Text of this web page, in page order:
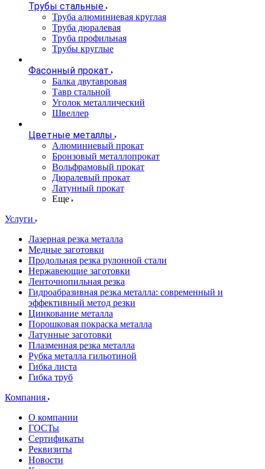
Трубы стальные
Труба алюминиевая круглая
Труба дюралевая
Труба профильная
Трубы круглые
Фасонный прокат
Балка двутавровая
Тавр стальной
Уголок металлический
Швеллер
Цветные металлы
Алюминиевый прокат
Бронзовый металлопрокат
Вольфрамовый прокат
Дюралевый прокат
Латунный прокат
Еще
Услуги
Лазерная резка металла
Медные заготовки
Продольная резка рулонной стали
Нержавеющие заготовки
Ленточнопильная резка
Гидроабразивная резка металла: современный и
эффективный метод резки
Цинкование металла
Порошковая покраска металла
Латунные заготовки
Плазменная резка металла
Рубка металла гильотиной
Гибка листа
Гибка труб
Компания
О компании
ГОСТы
Сертификаты
Реквизиты
Новости